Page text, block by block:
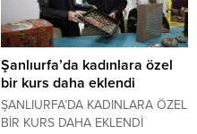
Şanlıurfa’da kadınlara özel
bir kurs daha eklendi
ŞANLIURFA’DA KADINLARA ÖZEL
BİR KURS DAHA EKLENDİ